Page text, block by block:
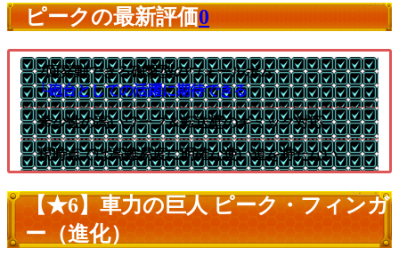
ピークの最新評価0
2回発動できる砲撃型のウォールボム
└砲台としての活躍に期待できる
希少性の高いワープ＆転送壁のギミック対応
現時点では高難易度に明確な使い道を持たない
【★6】車力の巨人 ピーク・フィンガ
ー（進化）